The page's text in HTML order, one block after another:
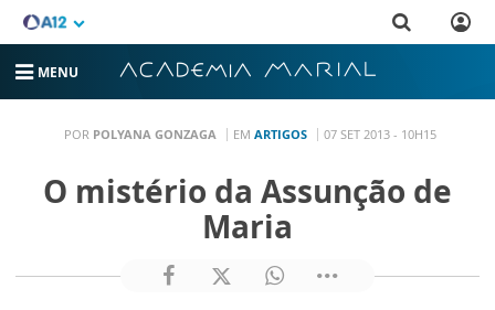
MENU
POR POLYANA GONZAGA EM ARTIGOS 07 SET 2013 - 10H15
O mistério da Assunção de
Maria